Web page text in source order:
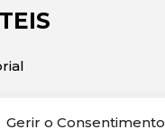
Gerir o Consentimento